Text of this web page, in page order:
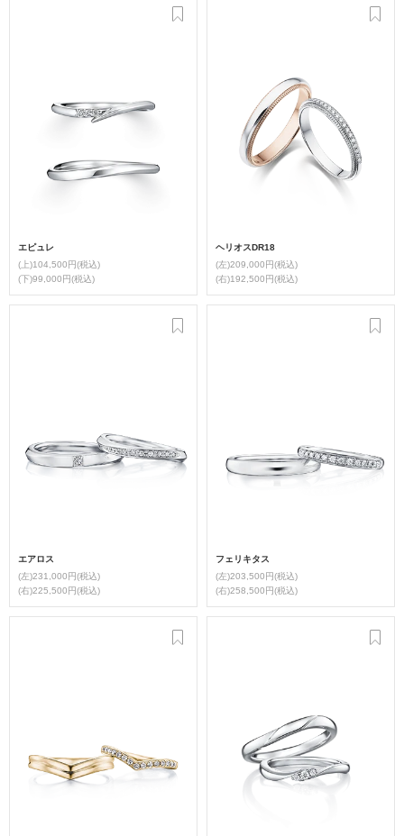
エピュレ
(上)104,500円(税込)
(下)99,000円(税込)
ヘリオスDR18
(左)209,000円(税込)
(右)192,500円(税込)
エアロス
(左)231,000円(税込)
(右)225,500円(税込)
フェリキタス
(左)203,500円(税込)
(右)258,500円(税込)